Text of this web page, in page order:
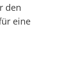
den
eine